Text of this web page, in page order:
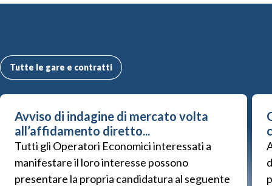
Tutte le gare e contratti
Avviso di indagine di mercato volta
all’affidamento diretto...
Tutti gli Operatori Economici interessati a
manifestare il loro interesse possono
presentare la propria candidatura al seguente